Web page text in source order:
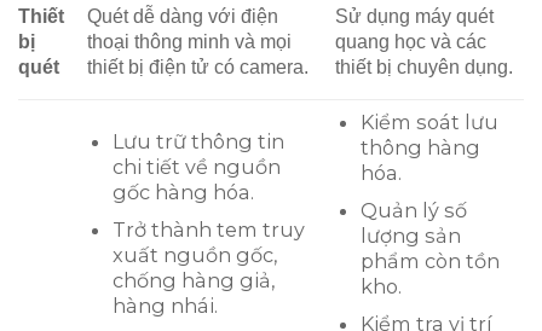
Thiết
bị
quét
Quét dễ dàng với điện
thoại thông minh và mọi
thiết bị điện tử có camera.
Sử dụng máy quét
quang học và các
thiết bị chuyên dụng.
Lưu trữ thông tin
chi tiết về nguồn
gốc hàng hóa.
Trở thành tem truy
xuất nguồn gốc,
chống hàng giả,
hàng nhái.
Kiểm soát lưu
thông hàng
hóa.
Quản lý số
lượng sản
phẩm còn tồn
kho.
Kiểm tra vị trí